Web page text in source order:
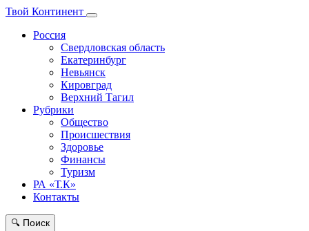
Твой Континент
Россия
Свердловская область
Екатеринбург
Невьянск
Кировград
Верхний Тагил
Рубрики
Общество
Происшествия
Здоровье
Финансы
Туризм
РА «Т.К»
Контакты
🔍 Поиск